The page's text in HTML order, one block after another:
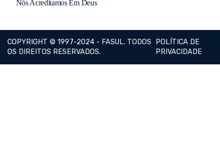
Nós Acreditamos Em Deus
COPYRIGHT © 1997-2024 - FASUL. TODOS
OS DIREITOS RESERVADOS.
POLÍTICA DE
PRIVACIDADE